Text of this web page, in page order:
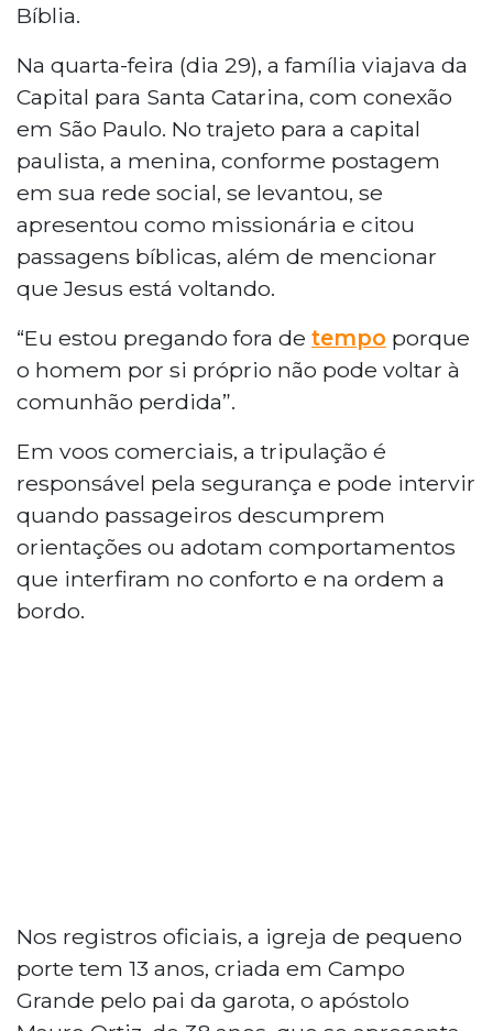
Bíblia.
Na quarta-feira (dia 29), a família viajava da
Capital para Santa Catarina, com conexão
em São Paulo. No trajeto para a capital
paulista, a menina, conforme postagem
em sua rede social, se levantou, se
apresentou como missionária e citou
passagens bíblicas, além de mencionar
que Jesus está voltando.
“Eu estou pregando fora de tempo porque
o homem por si próprio não pode voltar à
comunhão perdida”.
Em voos comerciais, a tripulação é
responsável pela segurança e pode intervir
quando passageiros descumprem
orientações ou adotam comportamentos
que interfiram no conforto e na ordem a
bordo.
Nos registros oficiais, a igreja de pequeno
porte tem 13 anos, criada em Campo
Grande pelo pai da garota, o apóstolo